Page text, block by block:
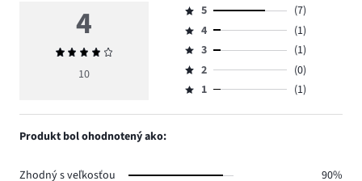
4
Priemerné
hodnotenie
10
Hodnotenie
5,
počet
hlasov
7.
5
(7)
Hodnotenie
4,
počet
hlasov
4
(1)
Hodnotenie
3,
počet
3
(1)
Hodnotenie
2,
2
(0)
Hodnotenie
1,
1 (1)
Produkt bol ohodnotený ako:
Zhodný s veľkosťou
90%